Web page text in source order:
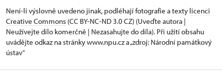
Není-li výslovně uvedeno jinak, podléhají fotografie a texty licenci
Creative Commons (CC BY-NC-ND 3.0 CZ) (Uveďte autora |
Neužívejte dílo komerčně | Nezasahujte do díla). Při užití obsahu
uvádějte odkaz na stránky www.npu.cz a „zdroj: Národní památkový
ústav“